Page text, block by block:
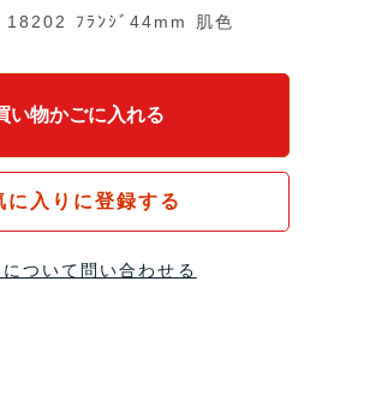
18202 ﾌﾗﾝｼﾞ44mm 肌色
い物かごに入れる
に入りに登録する
ついて問い合わせる